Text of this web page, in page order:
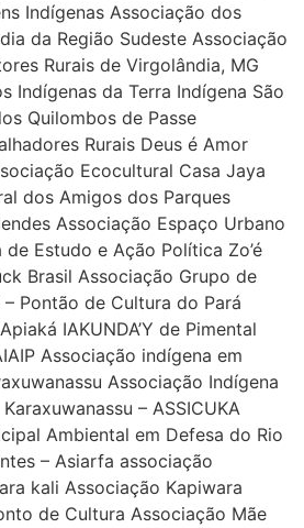
Indígenas Associação dos
da Região Sudeste Associação
Rurais de Virgolândia, MG
Indígenas da Terra Indígena São
Quilombos de Passe
Rurais Deus é Amor
Ecocultural Casa Jaya
dos Amigos dos Parques
Associação Espaço Urbano
Estudo e Ação Política Zo’é
Brasil Associação Grupo de
Pontão de Cultura do Pará
IAKUNDA’Y de Pimental
Associação indígena em
Associação Indígena
– ASSICUKA
Ambiental em Defesa do Rio
– Asiarfa associação
kali Associação Kapiwara
de Cultura Associação Mãe